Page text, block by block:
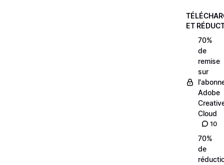
ET
70%
de
remise
sur
Adobe
Cloud
10
70%
de